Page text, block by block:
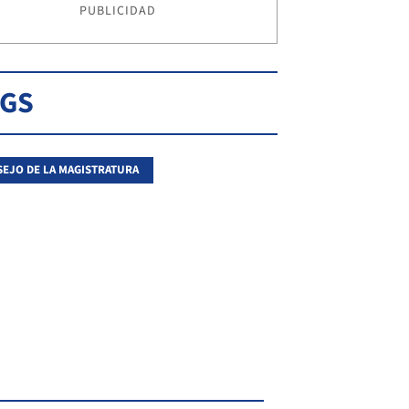
PUBLICIDAD
DE LA MAGISTRATURA